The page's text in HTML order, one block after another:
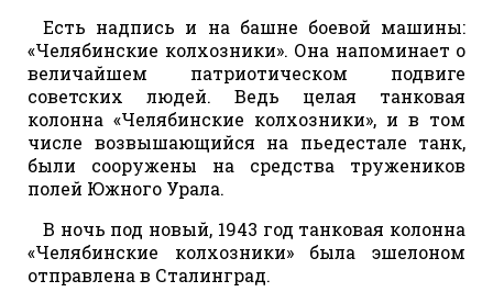
Есть надпись и на башне боевой машины:
«Челябинские колхозники». Она напоминает о
величайшем патриотическом подвиге
советских людей. Ведь целая танковая
колонна «Челябинские колхозники», и в том
числе возвышающийся на пьедестале танк,
были сооружены на средства тружеников
полей Южного Урала.
В ночь под новый, 1943 год танковая колонна
«Челябинские колхозники» была эшелоном
отправлена в Сталинград.